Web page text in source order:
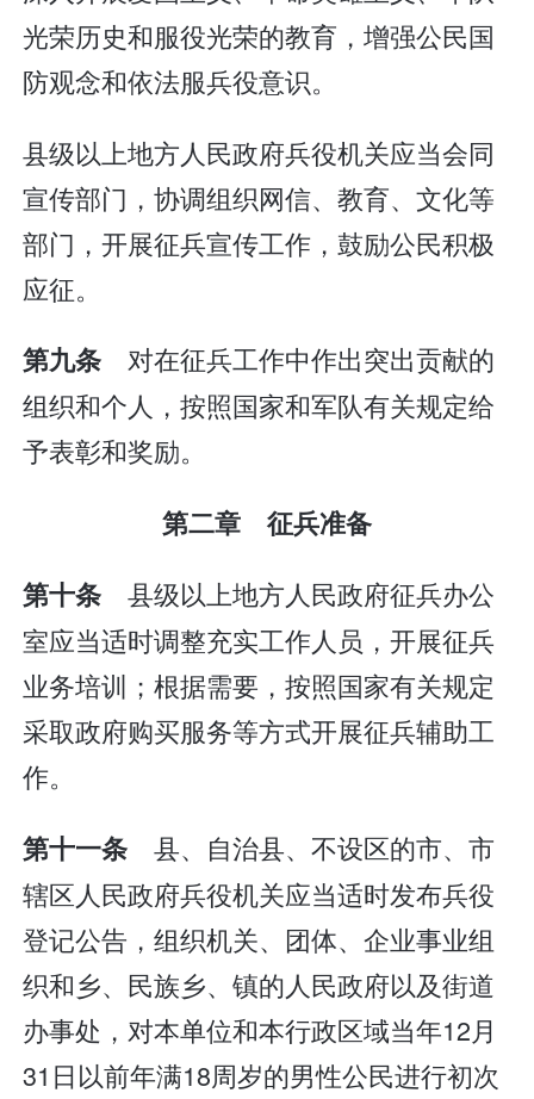
光荣历史和服役光荣的教育，增强公民国
防观念和依法服兵役意识。
县级以上地方人民政府兵役机关应当会同
宣传部门，协调组织网信、教育、文化等
部门，开展征兵宣传工作，鼓励公民积极
应征。
第九条 对在征兵工作中作出突出贡献的
组织和个人，按照国家和军队有关规定给
予表彰和奖励。
第二章 征兵准备
第十条 县级以上地方人民政府征兵办公
室应当适时调整充实工作人员，开展征兵
业务培训；根据需要，按照国家有关规定
采取政府购买服务等方式开展征兵辅助工
作。
第十一条 县、自治县、不设区的市、市
辖区人民政府兵役机关应当适时发布兵役
登记公告，组织机关、团体、企业事业组
织和乡、民族乡、镇的人民政府以及街道
办事处，对本单位和本行政区域当年12月
31日以前年满18周岁的男性公民进行初次